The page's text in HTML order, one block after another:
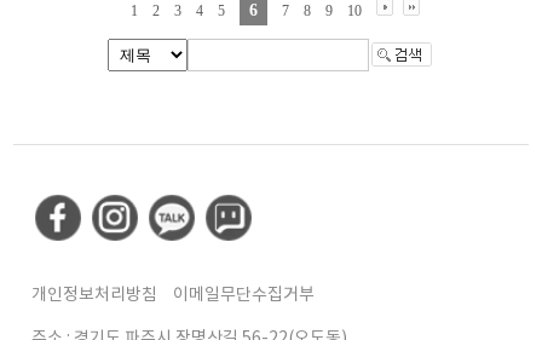
1 2 3 4 5 6 7 8 9 10
개인정보처리방침
이메일무단수집거부